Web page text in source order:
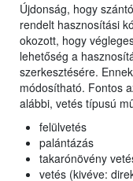
Újdonság, hogy
rendelt hasznosítási
okozott, hogy
lehetőség a
szerkesztésére.
módosítható. Fontos
alábbi, vetés típusú
felülvetés
palántázás
takarónövény
vetés (kivéve: